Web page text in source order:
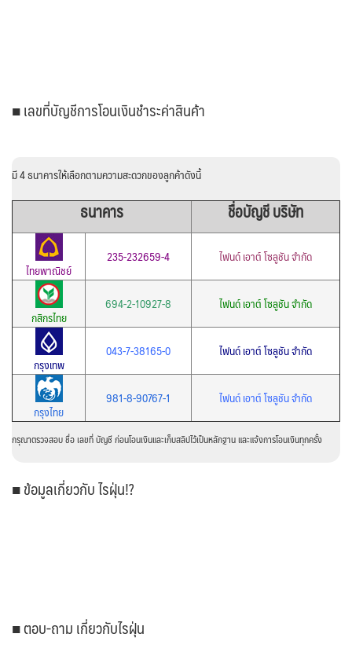
■ เลขที่บัญชีการโอนเงินชำระค่าสินค้า
มี 4 ธนาคารให้เลือกตามความสะดวกของลูกค้าดังนี้
ธนาคาร ชื่อบัญชี บริษัท
ไทยพาณิชย์
235-232659-4 ไฟนด์ เอาต์ โซลูชัน จำกัด
กสิกรไทย
694-2-10927-8 ไฟนด์ เอาต์ โซลูชัน จำกัด
กรุงเทพ
043-7-38165-0 ไฟนด์ เอาต์ โซลูชัน จำกัด
กรุงไทย
981-8-90767-1 ไฟนด์ เอาต์ โซลูชัน จำกัด
กรุณาตรวจสอบ ชื่อ เลขที่ บัญชี ก่อนโอนเงินและเก็บสลิปไว้เป็นหลักฐาน และแจ้งการโอนเงินทุกครั้ง
■ ข้อมูลเกี่ยวกับ ไรฝุ่น!?
■ ตอบ-ถาม เกี่ยวกับไรฝุ่น